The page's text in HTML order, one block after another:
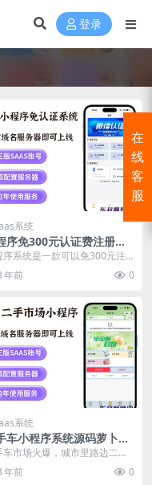
登录
系统
序免300元认证费注册通
程序saas坑位版账号
序系统是一款可以免300元注
信小程序的程序，填写信息即
免费认证微信...
年前 0
系统
车小程序系统源码萝卜二
正版源码坑位saas账号
车市场火爆，城市里路边二手
常多，为方便用户看车二手车
以搭建自己的小...
年前 0
在
线
客
服